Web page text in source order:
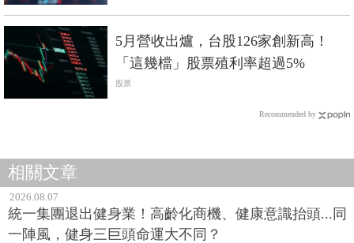
5月營收出爐，台股126家創新高！
「這幾檔」股票殖利率超過5%
股票
Recommended by
相關文章
2026.08.07
統一集團退出健身業！高齡化商機、健康意識抬頭...同
一陣風，健身三巨頭命運大不同？